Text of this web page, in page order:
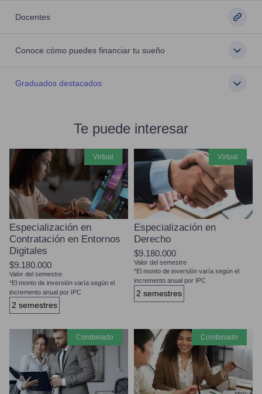
Docentes
Conoce cómo puedes financiar tu sueño
Graduados destacados
Te puede interesar
virtual
Especialización en
Contratación en Entornos
Digitales
$9.180.000
Valor del semestre
*El monto de inversión varía según el
incremento anual por IPC
2 semestres
virtual
Especialización en
Derecho
$9.180.000
Valor del semestre
*El monto de inversión varía según el
incremento anual por IPC
2 semestres
combinado combinado